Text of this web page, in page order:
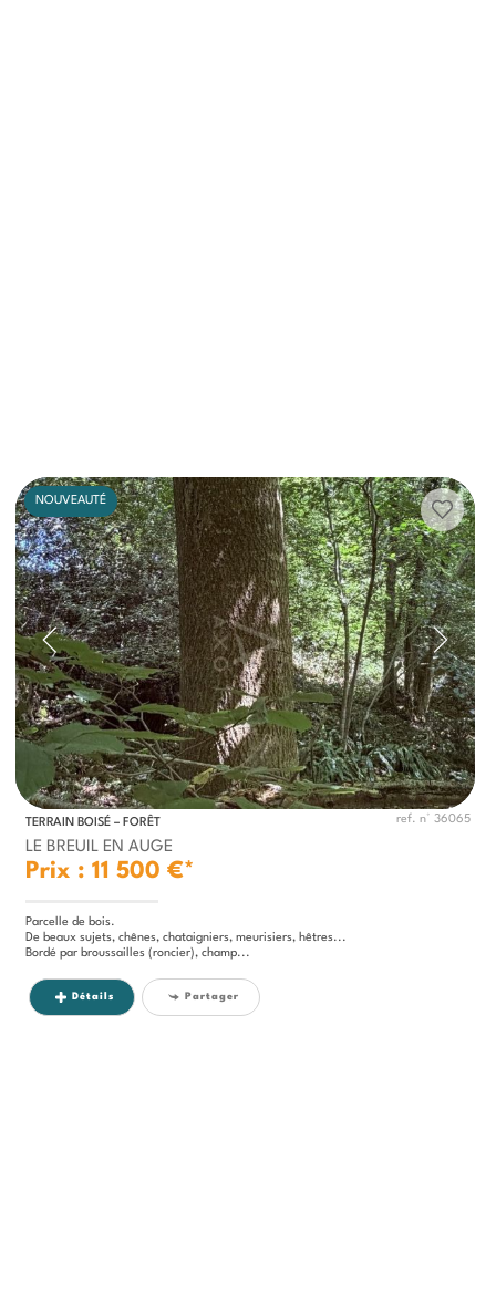
NOUVEAUTÉ
TERRAIN BOISÉ – FORÊT ref. n° 36065
LE BREUIL EN AUGE
Prix : 11 500 €*
Parcelle de bois.
De beaux sujets, chênes, chataigniers, meurisiers, hêtres...
Bordé par broussailles (roncier), champ...
Détails Partager